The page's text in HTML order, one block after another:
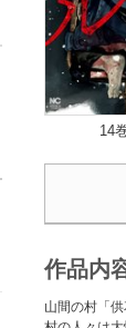
14
作品内
山間の村「